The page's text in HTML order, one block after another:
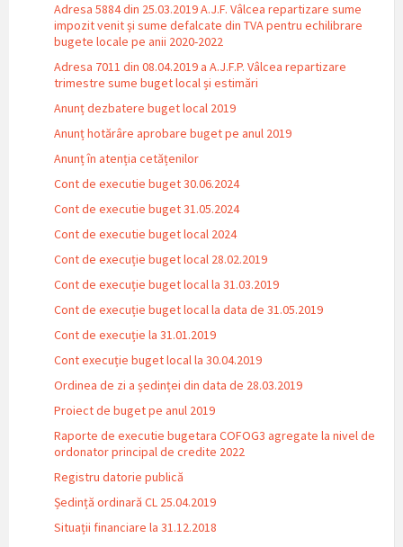
Adresa 5884 din 25.03.2019 A.J.F. Vâlcea repartizare sume
impozit venit și sume defalcate din TVA pentru echilibrare
bugete locale pe anii 2020-2022
Adresa 7011 din 08.04.2019 a A.J.F.P. Vâlcea repartizare
trimestre sume buget local și estimări
Anunț dezbatere buget local 2019
Anunț hotărâre aprobare buget pe anul 2019
Anunț în atenția cetățenilor
Cont de executie buget 30.06.2024
Cont de executie buget 31.05.2024
Cont de executie buget local 2024
Cont de execuție buget local 28.02.2019
Cont de execuție buget local la 31.03.2019
Cont de execuție buget local la data de 31.05.2019
Cont de execuție la 31.01.2019
Cont execuție buget local la 30.04.2019
Ordinea de zi a ședinței din data de 28.03.2019
Proiect de buget pe anul 2019
Raporte de executie bugetara COFOG3 agregate la nivel de
ordonator principal de credite 2022
Registru datorie publică
Ședință ordinară CL 25.04.2019
Situații financiare la 31.12.2018